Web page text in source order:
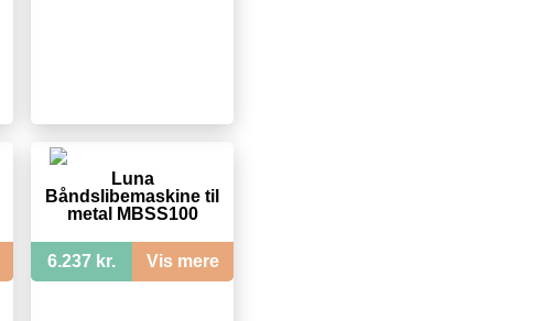
Luna
Båndslibemaskine til
metal MBSS100
6.237 kr. Vis mere